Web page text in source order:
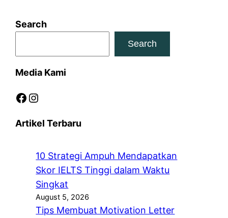
Search
Search
Media Kami
Facebook Instagram
Artikel Terbaru
10 Strategi Ampuh Mendapatkan
Skor IELTS Tinggi dalam Waktu
Singkat
August 5, 2026
Tips Membuat Motivation Letter